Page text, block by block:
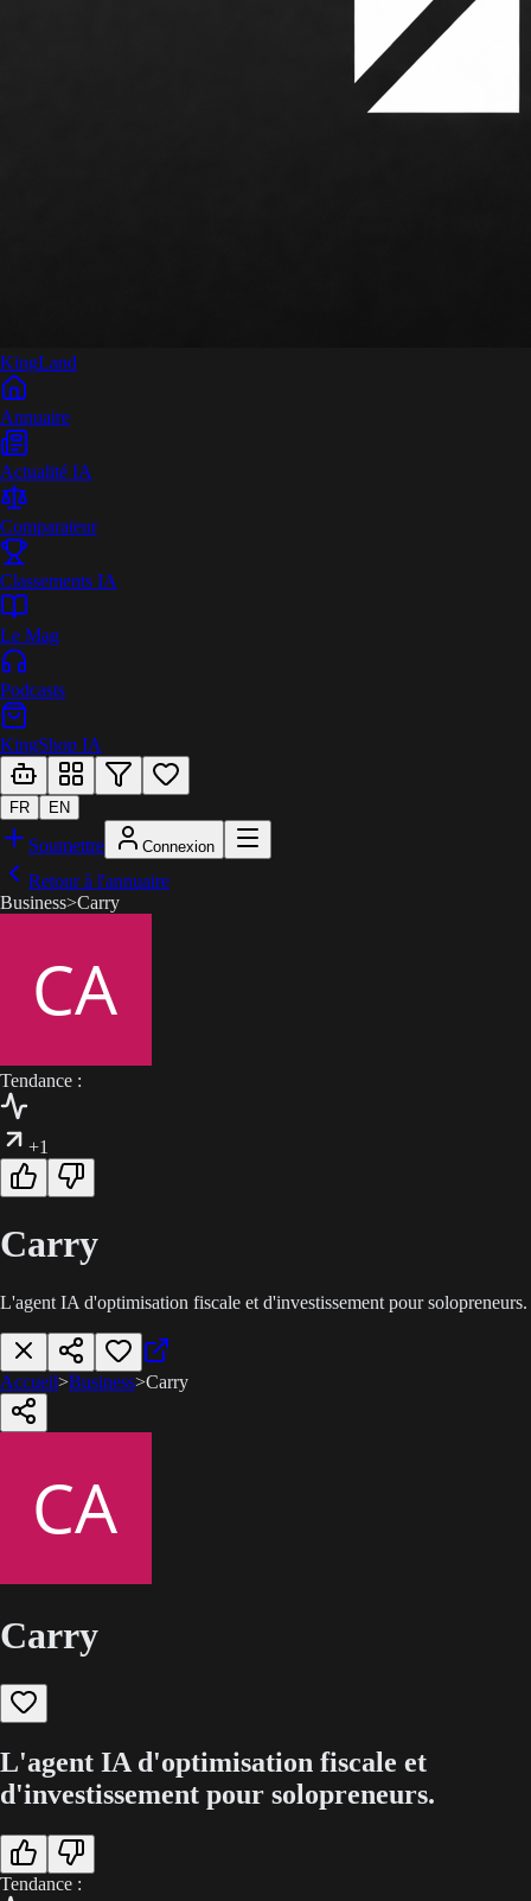
KingLand
Annuaire
Actualité IA
Comparateur
Classements IA
Le Mag
Podcasts
KingShop IA
FR EN
Soumettre Connexion
Retour à l'annuaire
Business>Carry
Tendance :
+1
Carry
L'agent IA d'optimisation fiscale et d'investissement pour solopreneurs.
Accueil>Business>Carry
Carry
L'agent IA d'optimisation fiscale et
d'investissement pour solopreneurs.
Tendance :